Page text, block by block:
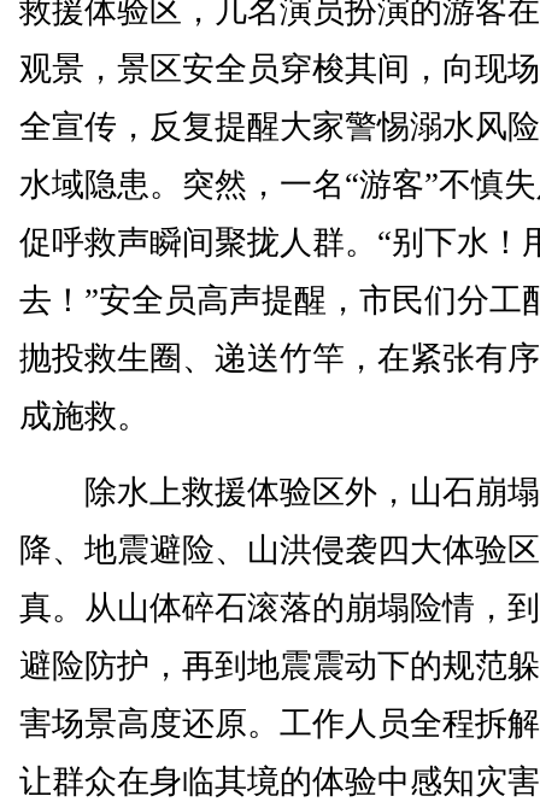
救援体验区，几名演员扮演的游客
观景，景区安全员穿梭其间，向现
全宣传，反复提醒大家警惕溺水风
水域隐患。突然，一名“游客”不慎
促呼救声瞬间聚拢人群。“别下水！
去！”安全员高声提醒，市民们分工
抛投救生圈、递送竹竿，在紧张有
成施救。
除水上救援体验区外，山石崩塌
降、地震避险、山洪侵袭四大体验
真。从山体碎石滚落的崩塌险情，
避险防护，再到地震震动下的规范
害场景高度还原。工作人员全程拆
让群众在身临其境的体验中感知灾